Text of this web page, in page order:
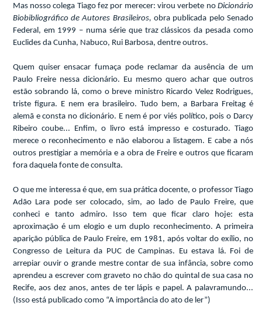
Mas nosso colega Tiago fez por merecer: virou verbete no Dicionário
Biobibliográfico de Autores Brasileiros,obra publicada pelo Senado
Federal, em 1999 – numa série que traz clássicos da pesada como
Euclides da Cunha, Nabuco, Rui Barbosa, dentre outros.
Quem quiser ensacar fumaça pode reclamar da ausência de um
Paulo Freire nessa dicionário. Eu mesmo quero achar que outros
estão sobrando lá, como o breve ministro Ricardo Velez Rodrigues,
triste figura. E nem era brasileiro. Tudo bem, a Barbara Freitag é
alemã e consta no dicionário. E nem é por viés político, pois o Darcy
Ribeiro coube... Enfim, o livro está impresso e costurado. Tiago
merece o reconhecimento e não elaborou a listagem. E cabe a nós
outros prestigiar a memória e a obra de Freire e outros que ficaram
fora daquela fonte de consulta.
O que me interessa é que, em sua prática docente, o professor Tiago
Adão Lara pode ser colocado, sim, ao lado de Paulo Freire, que
conheci e tanto admiro. Isso tem que ficar claro hoje: esta
aproximação é um elogio e um duplo reconhecimento. A primeira
aparição pública de Paulo Freire, em 1981, após voltar do exílio, no
Congresso de Leitura da PUC de Campinas. Eu estava lá. Foi de
arrepiar ouvir o grande mestre contar de sua infância, sobre como
aprendeu a escrever com graveto no chão do quintal de sua casa no
Recife, aos dez anos, antes de ter lápis e papel. A palavramundo...
(Isso está publicado como “A importância do ato de ler”)